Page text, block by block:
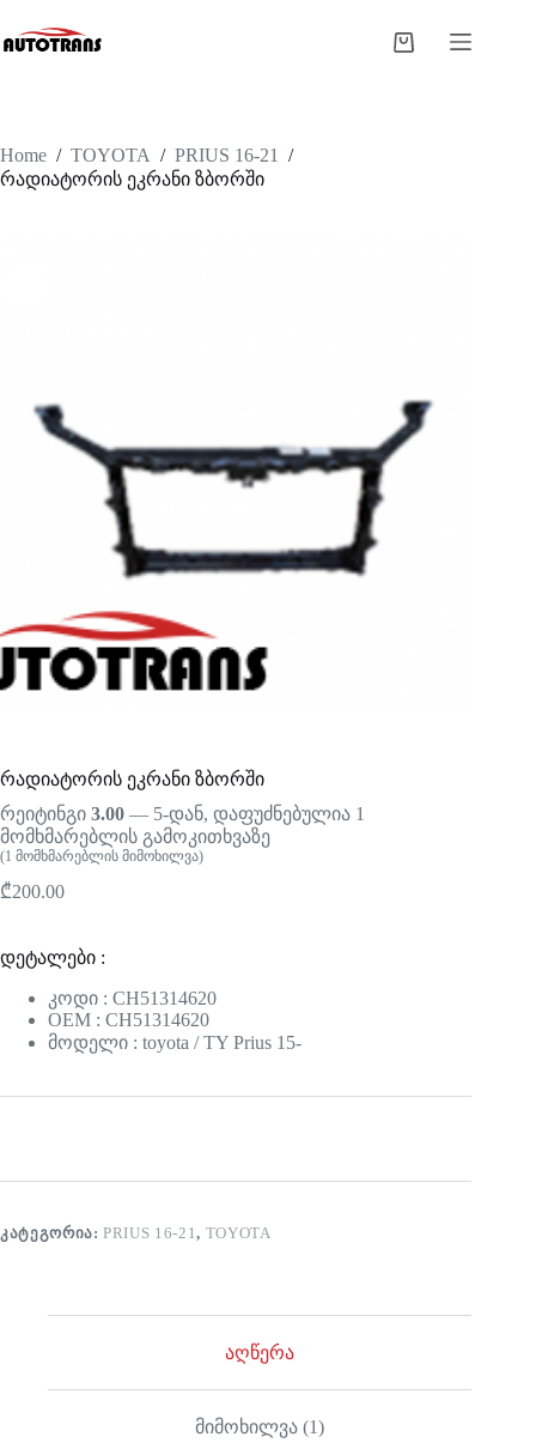
Home / TOYOTA / PRIUS 16-21
/
რადიატორის ეკრანი ზბორში
რადიატორის ეკრანი ზბორში
რეიტინგი 3.00 — 5-დან, დაფუძნებულია 1
მომხმარებლის გამოკითხვაზე
(1 მომხმარებლის მიმოხილვა)
₾200.00
დეტალები :
კოდი : CH51314620
OEM : CH51314620
მოდელი : toyota / TY Prius 15-
ᲙᲐᲢᲔᲒᲝᲠᲘᲐ:PRIUS 16-21, TOYOTA
აღწერა
მიმოხილვა (1)